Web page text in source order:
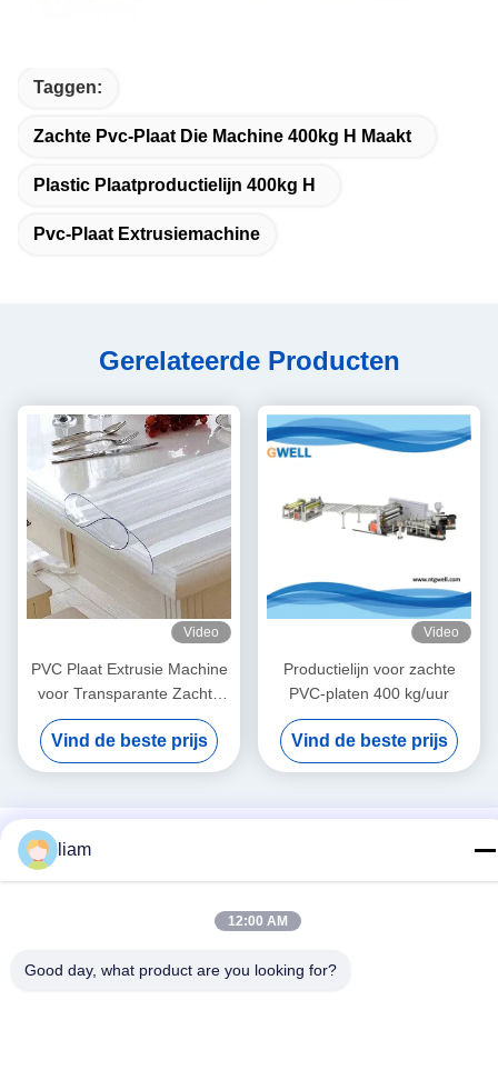
Taggen:
Zachte Pvc-Plaat Die Machine 400kg H Maakt
Plastic Plaatproductielijn 400kg H
Pvc-Plaat Extrusiemachine
Gerelateerde Producten
Video
PVC Plaat Extrusie Machine
voor Transparante Zachte
Platen met 0,4-10 mm Dikte
en 600-2000 mm Breedte
Vind de beste prijs
Video
Productielijn voor zachte
PVC-platen 400 kg/uur
Vind de beste prijs
liam
12:00 AM
Good day, what product are you looking for?